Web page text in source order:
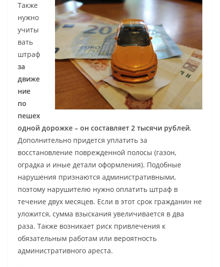
Также
нужно
учиты
вать
штраф
за
движе
ние
по
пешех
одной дорожке – он составляет 2 тысячи рублей.
Дополнительно придется уплатить за
восстановление поврежденной полосы (газон,
оградка и иные детали оформления). Подобные
нарушения признаются административными,
поэтому нарушителю нужно оплатить штраф в
течение двух месяцев. Если в этот срок гражданин не
уложится, сумма взыскания увеличивается в два
раза. Также возникает риск привлечения к
обязательным работам или вероятность
административного ареста.